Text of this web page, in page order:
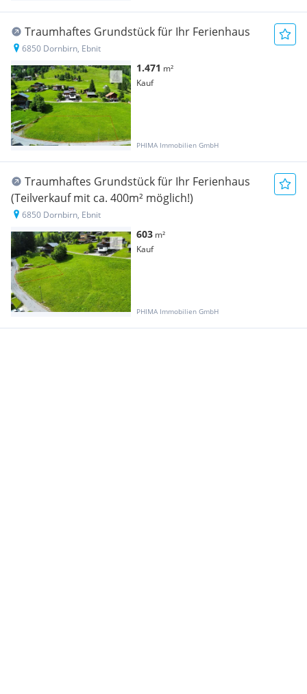
Traumhaftes Grundstück für Ihr Ferienhaus
6850 Dornbirn, Ebnit
1.471 m²
Kauf
PHIMA Immobilien GmbH
Traumhaftes Grundstück für Ihr Ferienhaus
(Teilverkauf mit ca. 400m² möglich!)
6850 Dornbirn, Ebnit
603 m²
Kauf
PHIMA Immobilien GmbH